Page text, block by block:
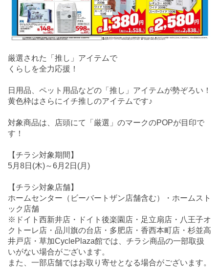
厳選された「推し」アイテムで
くらしを全力応援！
日用品、ペット用品などの「推し」アイテムが勢ぞろい！
黄色枠はさらにイチ推しのアイテムです♪
対象商品は、店頭にて「厳選」のマークのPOPが目印で
す！
【チラシ対象期間】
5月8日(木)～6月2日(月)
【チラシ対象店舗】
ホームセンター（ビーバートザン店舗含む）・ホームスト
ック店舗
※ドイト西新井店・ドイト後楽園店・足立扇店・八王子オ
クトーレ店・品川旗の台店・多肥店・香西本町店・杉並高
井戸店・草加CyclePlaza館では、チラシ商品の一部取扱
いがない場合がございます。
また、一部店舗ではお取り寄せとなる場合がございます。